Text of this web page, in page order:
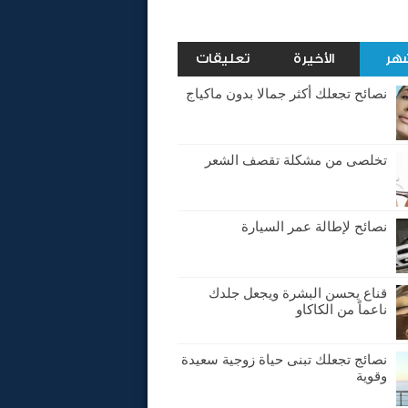
الأخيرة تعليقات
نصائح تجعلك أكثر جمالا بدون ماكياج
تخلصى من مشكلة تقصف الشعر
نصائح لإطالة عمر السيارة
قناع يحسن البشرة ويجعل جلدك
ناعماً من الكاكاو
نصائج تجعلك تبنى حياة زوجية سعيدة
وقوية